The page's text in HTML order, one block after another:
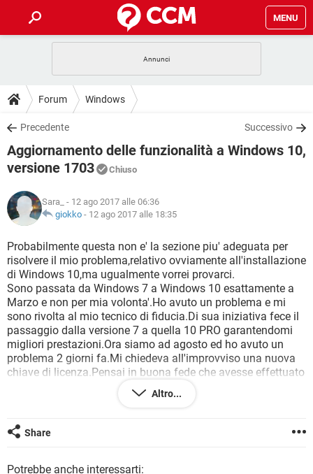
MENU
INTRATTENIMENTO
iOS
INSTAGRAM WHATSAPP
TIKTOK
HARDWARE
GUIDE
COVID-19
iOS
TIKTOK FACEBOOK
DOWNLOAD
COVID-19 GAMING
INTRATTENIMENTO
iOS
INSTAGRAM
TIKTOK FACEBOOK
HARDWARE
FORUM
INTRATTENIMENTO ANDROID
INSTAGRAM WHATSAPP
FACEBOOK
HARDWARE
GLOSSARIO
COVID-19
INTRATTENIMENTO ANDROID
iOS WINDOWS 10
INSTAGRAM WHATSAPP
TIKTOK FACEBOOK
HARDWARE
Forum Windows
Precedente Successivo
Aggiornamento delle funzionalità a Windows 10,
versione 1703
Chiuso
Sara_ - 12 ago 2017 alle 06:36
giokko - 12 ago 2017 alle 18:35
Probabilmente questa non e' la sezione piu' adeguata per
risolvere il mio problema,relativo ovviamente all'installazione
di Windows 10,ma ugualmente vorrei provarci.
Sono passata da Windows 7 a Windows 10 esattamente a
Marzo e non per mia volonta'.Ho avuto un problema e mi
sono rivolta al mio tecnico di fiducia.Di sua iniziativa fece il
passaggio dalla versione 7 a quella 10 PRO garantendomi
migliori prestazioni.Ora siamo ad agosto ed ho avuto un
problema 2 giorni fa.Mi chiedeva all'improvviso una nuova
chiave di licenza.Pensai in buona fede che avesse effettuato
un passaggio legale,visto e considerato che in quei mesi
Windows stesso permetteva di farlo.L'ho chiamato e mi ha
rimuoverlo,anche perché se avessi inserito una nuova chiave
di licenza il probrema non si sarebbe risolto. Esattamente
"***@***'inizio ero scettica,ma avendo paura ho eseguito i
Altro...
Share
Potrebbe anche interessarti: